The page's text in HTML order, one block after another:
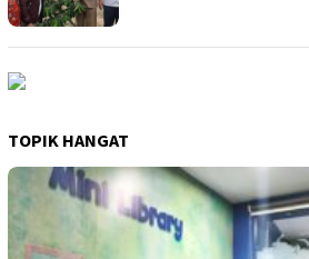
TOPIK HANGAT